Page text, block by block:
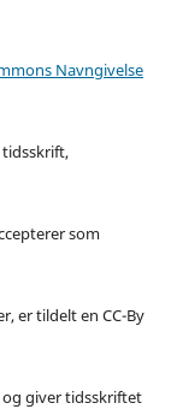
Navngivelse
som
er tildelt en CC-By
giver tidsskriftet